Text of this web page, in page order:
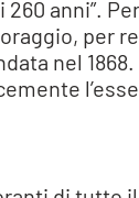
anni”.
per
nel 1868.